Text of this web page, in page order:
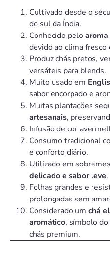
Cultivado desde o
do sul da Índia.
Conhecido pelo
devido ao clima
Produz chás pretos,
versáteis para blends.
Muito usado em
sabor encorpado e
Muitas plantações
artesanais,
Infusão de cor
Consumo tradicional
e conforto diário.
Utilizado em
delicado e sabor leve.
Folhas grandes e
prolongadas sem
Considerado um chá
aromático, símbolo do
chás premium.